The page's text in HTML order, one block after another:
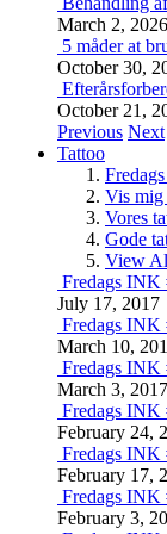
March 2, 2026
5 måder at
October 30,
October 21,
Previous Next
Tattoo
Vis mig
Vores
Gode
View
Fredags INK
July 17, 2017
Fredags INK
March 10,
Fredags INK
March 3, 2017
Fredags INK
February 24,
Fredags INK
February 17,
Fredags INK
February 3,